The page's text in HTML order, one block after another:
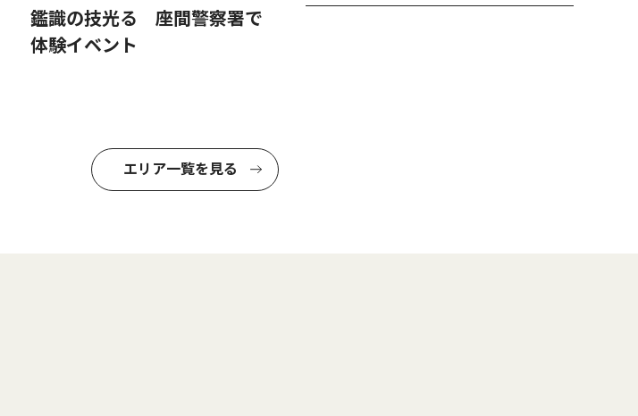
鑑識の技光る 座間警察署で
体験イベント
エリア一覧を見る